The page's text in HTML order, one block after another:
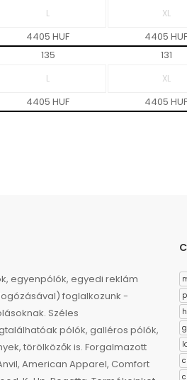
4405 HUF 4405 HUF
135 131
4405 HUF 4405 HUF
egyenpólók, egyedi reklám
foglalkozunk -
Széles
pólók, galléros pólók,
törölközők is. Forgalmazott
American Apparel, Comfort